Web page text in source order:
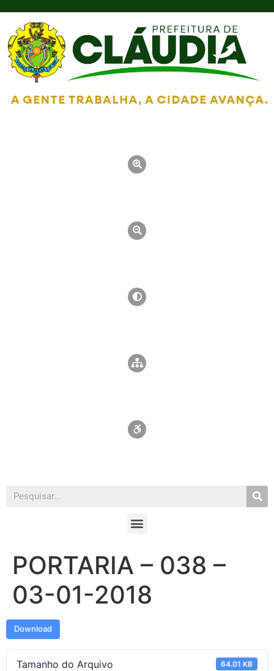
PORTARIA – 038 –
03-01-2018
Download
Tamanho do Arquivo 64.01 KB